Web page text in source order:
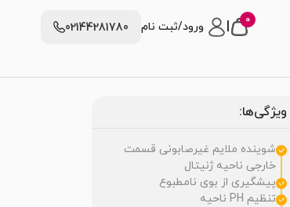
0 ورود/ثبت نام 02144281780
ویژگی‌ها:
شوینده ملایم غیرصابونی قسمت
خارجی ناحیه ژنیتال
پیشگیری از بوی نامطبوع
تنظیم PH ناحیه